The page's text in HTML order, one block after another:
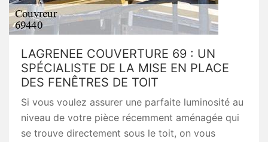
LAGRENEE COUVERTURE 69 : UN
SPÉCIALISTE DE LA MISE EN PLACE
DES FENÊTRES DE TOIT
Si vous voulez assurer une parfaite luminosité au
niveau de votre pièce récemment aménagée qui
se trouve directement sous le toit, on vous